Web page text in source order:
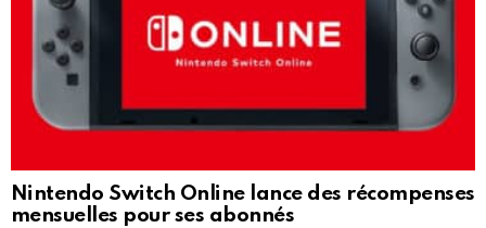
Nintendo Switch Online lance des récompenses
mensuelles pour ses abonnés